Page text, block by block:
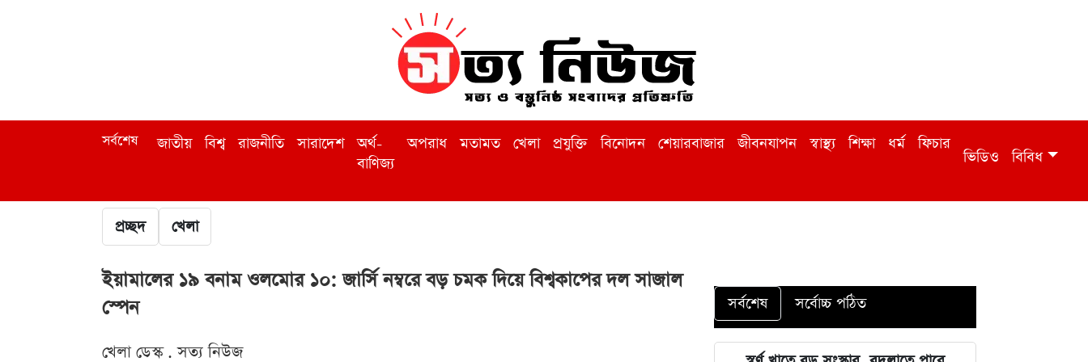
সর্বশেষ জাতীয় বিশ্ব রাজনীতি সারাদেশ
অর্থ-
বাণিজ্য
অপরাধ মতামত খেলা প্রযুক্তি বিনোদন শেয়ারবাজার জীবনযাপন স্বাস্থ্য শিক্ষা ধর্ম ফিচার
ভিডিও বিবিধ
প্রচ্ছদ খেলা
ইয়ামালের ১৯ বনাম ওলমোর ১০: জার্সি নম্বরে বড় চমক দিয়ে বিশ্বকাপের দল সাজাল
স্পেন
খেলা ডেস্ক . সত্য নিউজ
সর্বশেষ সর্বোচ্চ পঠিত